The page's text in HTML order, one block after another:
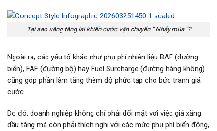
Tại sao xăng tăng lại khiến cước vận chuyển ” Nhảy múa “?
Ngoài ra, các yếu tố khác như phụ phí nhiên liệu BAF (đường
biển), FAF (đường bộ) hay Fuel Surcharge (đường hàng không)
cũng góp phần làm tăng thêm độ phức tạp cho bức tranh giá
cước.
Do đó, doanh nghiệp không chỉ phải đối mặt với việc giá xăng
dầu tăng mà còn phải thích nghi với các mức phụ phí biến động,